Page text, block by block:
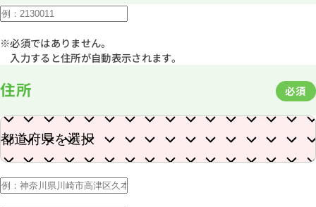
※必須ではありません。
入力すると住所が自動表示されます。
住所 必須